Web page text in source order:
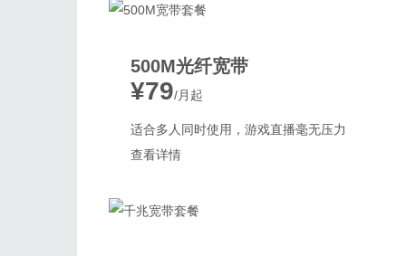
500M光纤宽带
¥79/月起
适合多人同时使用，游戏直播毫无压力
查看详情